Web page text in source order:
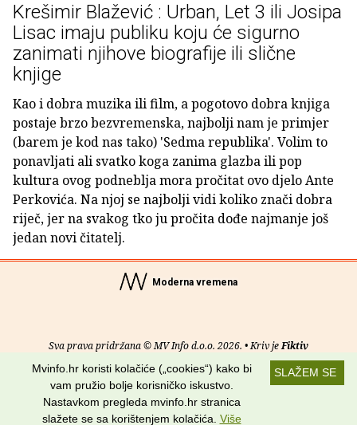
Krešimir Blažević : Urban, Let 3 ili Josipa
Lisac imaju publiku koju će sigurno
zanimati njihove biografije ili slične
knjige
Kao i dobra muzika ili film, a pogotovo dobra knjiga
postaje brzo bezvremenska, najbolji nam je primjer
(barem je kod nas tako) 'Sedma republika'. Volim to
ponavljati ali svatko koga zanima glazba ili pop
kultura ovog podneblja mora pročitat ovo djelo Ante
Perkovića. Na njoj se najbolji vidi koliko znači dobra
riječ, jer na svakog tko ju pročita dođe najmanje još
jedan novi čitatelj.
Moderna vremena
Sva prava pridržana © MV Info d.o.o. 2026. • Kriv jeFiktiv
Uvjeti korištenja RSS kanali
Potraži nas na:
SLAŽEM SE
Mvinfo.hr koristi kolačiće („cookies“) kako bi
vam pružio bolje korisničko iskustvo.
Nastavkom pregleda mvinfo.hr stranica
slažete se sa korištenjem kolačića. Više